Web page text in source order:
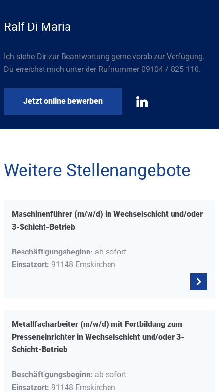
Ralf Di Maria
Ich stehe Dir zur Beantwortung gerne vorab zur Verfügung.
Du erreichst mich unter der Rufnummer 09104 / 825 110.
Jetzt online bewerben
Weitere Stellenangebote
Maschinenführer (m/w/d) in Wechselschicht und/oder
3-Schicht-Betrieb
Beschäftigungsbeginn: ab sofort
Einsatzort: 91148 Emskirchen
Metallfacharbeiter (m/w/d) mit Fortbildung zum
Presseneinrichter in Wechselschicht und/oder 3-
Schicht-Betrieb
Beschäftigungsbeginn: ab sofort
Einsatzort: 91148 Emskirchen